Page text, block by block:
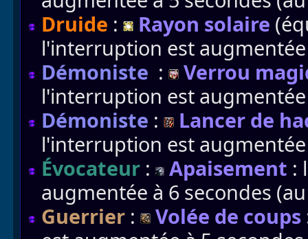
Druide : Rayon solaire
l'interruption est augmentée
Démoniste :
Verrou
l'interruption est augmentée
Démoniste :
Lancer de
l'interruption est augmentée
Évocateur : Apaisement :
augmentée à 6 secondes
Guerrier : Volée de coups